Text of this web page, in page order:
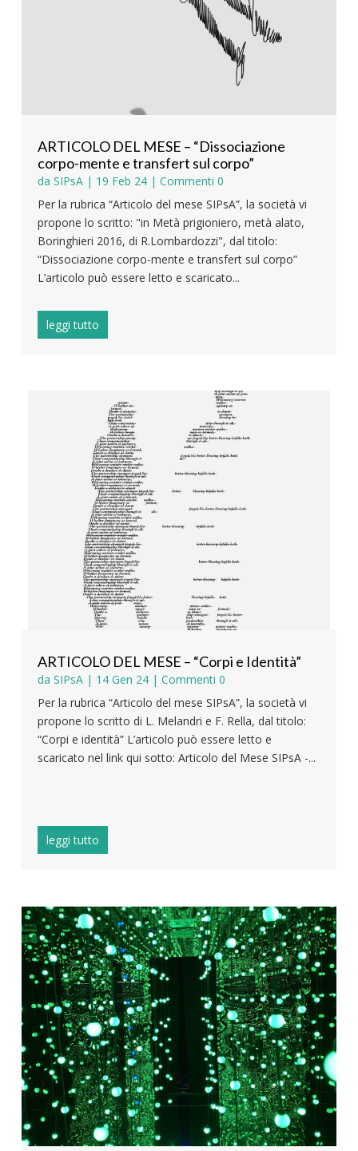
ARTICOLO DEL MESE – “Dissociazione
corpo-mente e transfert sul corpo”
da SIPsA| 19 Feb 24| Commenti 0
Per la rubrica “Articolo del mese SIPsA”, la società vi
propone lo scritto: "in Metà prigioniero, metà alato,
Boringhieri 2016, di R.Lombardozzi", dal titolo:
“Dissociazione corpo-mente e transfert sul corpo”
L’articolo può essere letto e scaricato...
leggi tutto
ARTICOLO DEL MESE – “Corpi e Identità”
da SIPsA| 14 Gen 24| Commenti 0
Per la rubrica “Articolo del mese SIPsA”, la società vi
propone lo scritto di L. Melandri e F. Rella, dal titolo:
“Corpi e identità” L’articolo può essere letto e
scaricato nel link qui sotto: Articolo del Mese SIPsA -...
leggi tutto